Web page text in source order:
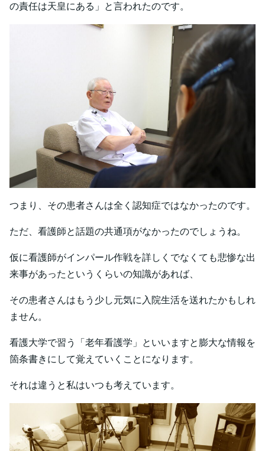
の責任は天皇にある」と言われたのです。
つまり、その患者さんは全く認知症ではなかったのです。
ただ、看護師と話題の共通項がなかったのでしょうね。
仮に看護師がインパール作戦を詳しくでなくても悲惨な出
来事があったというくらいの知識があれば、
その患者さんはもう少し元気に入院生活を送れたかもしれ
ません。
看護大学で習う「老年看護学」といいますと膨大な情報を
箇条書きにして覚えていくことになります。
それは違うと私はいつも考えています。